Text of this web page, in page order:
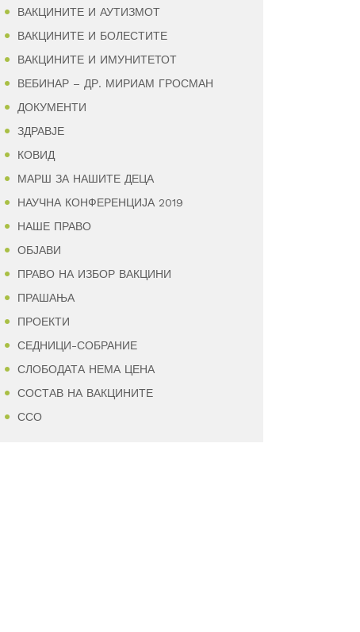
ВАКЦИНИТЕ И АУТИЗМОТ
ВАКЦИНИТЕ И БОЛЕСТИТЕ
ВАКЦИНИТЕ И ИМУНИТЕТОТ
ВЕБИНАР – ДР. МИРИАМ ГРОСМАН
ДОКУМЕНТИ
ЗДРАВЈЕ
КОВИД
МАРШ ЗА НАШИТЕ ДЕЦА
НАУЧНА КОНФЕРЕНЦИЈА 2019
НАШЕ ПРАВО
ОБЈАВИ
ПРАВО НА ИЗБОР ВАКЦИНИ
ПРАШАЊА
ПРОЕКТИ
СЕДНИЦИ-СОБРАНИЕ
СЛОБОДАТА НЕМА ЦЕНА
СОСТАВ НА ВАКЦИНИТЕ
ССО